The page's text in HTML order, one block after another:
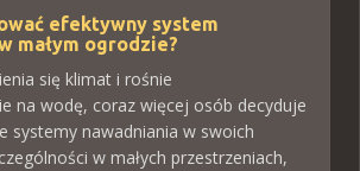
efektywny system
małym ogrodzie?
się klimat i rośnie
na wodę, coraz więcej osób decyduje
systemy nawadniania w swoich
w małych przestrzeniach,